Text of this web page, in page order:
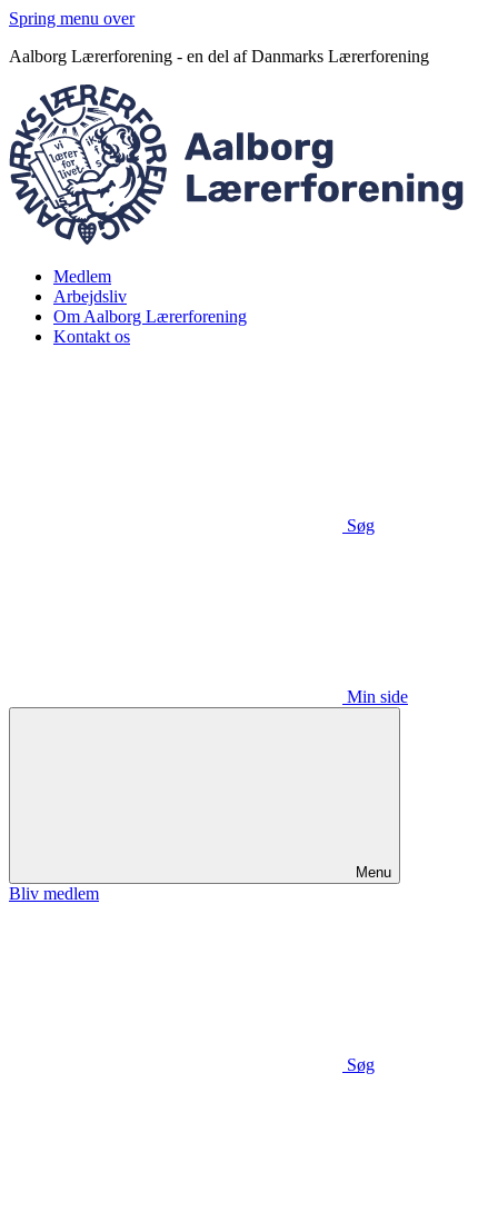
Spring menu over
Aalborg Lærerforening - en del af Danmarks Lærerforening
Medlem
Arbejdsliv
Om Aalborg Lærerforening
Kontakt os
Søg
Min side
Menu
Bliv medlem
Søg